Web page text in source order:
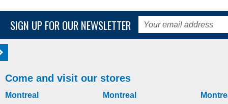
SIGN UP FOR OUR NEWSLETTER
Come and visit our stores
Montreal Montreal